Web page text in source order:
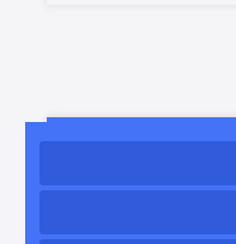
۱۷
منتشر شد